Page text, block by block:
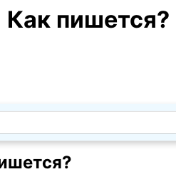
Как пишется?